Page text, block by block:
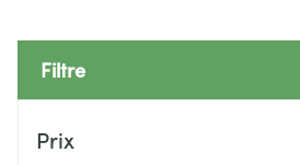
Filtre
Prix